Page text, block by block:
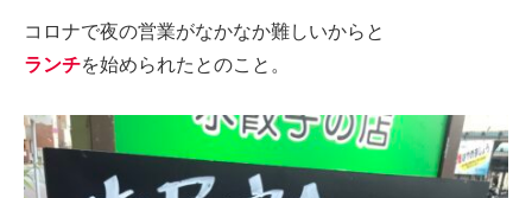
コロナで夜の営業がなかなか難しいからと
ランチを始められたとのこと。